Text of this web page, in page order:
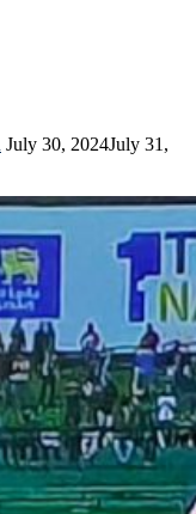
July 30, 2024July 31,